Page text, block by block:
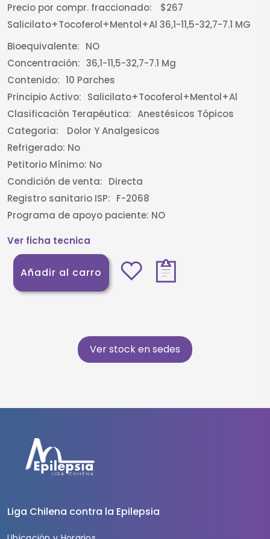
Precio por compr. fraccionado:
$267
Salicilato+tocoferol+mentol+al 36,1-11,5-32,7-7.1 MG
Bioequivalente: NO
Concentración: 36,1-11,5-32,7-7.1 Mg
Contenido: 10 Parches
Principio Activo: Salicilato+tocoferol+mentol+al
Clasificación Terapéutica: Anestésicos Tópicos
Categoria:
Dolor Y Analgesicos
Refrigerado: No
Petitorio Mínimo: No
Condición de venta: Directa
Registro sanitario ISP: F-2068
Programa de apoyo paciente: NO
Ver ficha tecnica
Añadir al carro
Ver stock en sedes
Liga Chilena contra la Epilepsia